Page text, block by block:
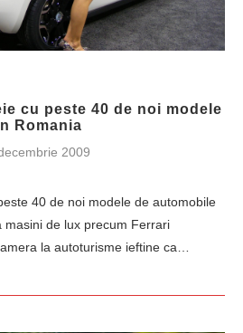
cu peste 40 de noi modele
Romania
2009
40 de noi modele de automobile
masini de lux precum Ferrari
la autoturisme ieftine ca…